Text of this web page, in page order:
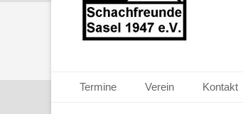
Primäres Menü
Inhalt
Termine Verein Kontakt